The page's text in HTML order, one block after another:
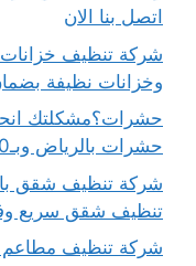
اتصل بنا الان
وخزانات نظيفة بضمان99%لـتنظيف وتعقيم
حشرات بالرياض وبـ40%خصم فوري
شركة تنظيف شقق
تنظيف شقق سريع وفعال